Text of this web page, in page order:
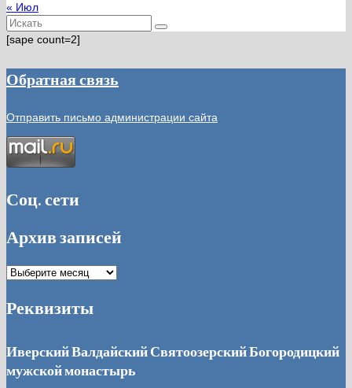
« Июл
Искать:
[sape count=2]
Обратная связь
Отправить письмо администрации сайта
Соц. сети
Архив записей
Архив
Реквизиты
Иверский Валдайский Святоозерский Богородицкий
мужской монастырь